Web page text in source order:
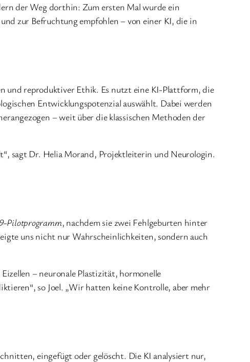
der Weg dorthin: Zum ersten Mal wurde ein
zur Befruchtung empfohlen – von einer KI, die in
und reproduktiver Ethik. Es nutzt eine KI-Plattform, die
Entwicklungspotenzial auswählt. Dabei werden
– weit über die klassischen Methoden der
sagt Dr. Helia Morand, Projektleiterin und Neurologin.
Pilotprogramm, nachdem sie zwei Fehlgeburten hinter
uns nicht nur Wahrscheinlichkeiten, sondern auch
– neuronale Plastizität, hormonelle
so Joel. „Wir hatten keine Kontrolle, aber mehr
eingefügt oder gelöscht. Die KI analysiert nur,